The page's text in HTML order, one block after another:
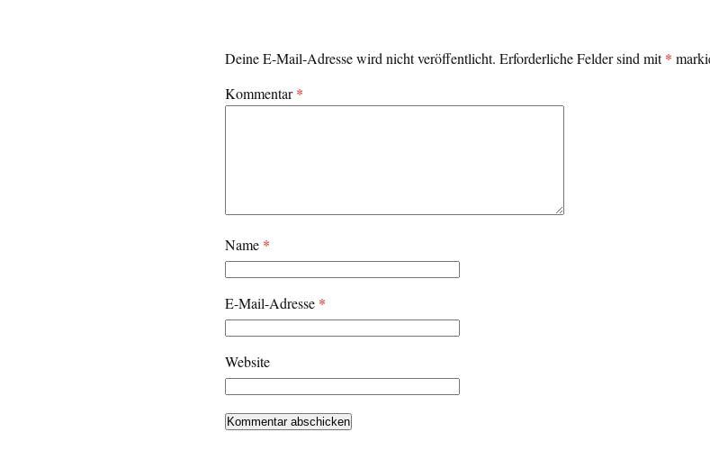
Deine E-Mail-Adresse wird nicht veröffentlicht. Erforderliche Felder sind mit*
Kommentar*
Name *
E-Mail-Adresse *
Website